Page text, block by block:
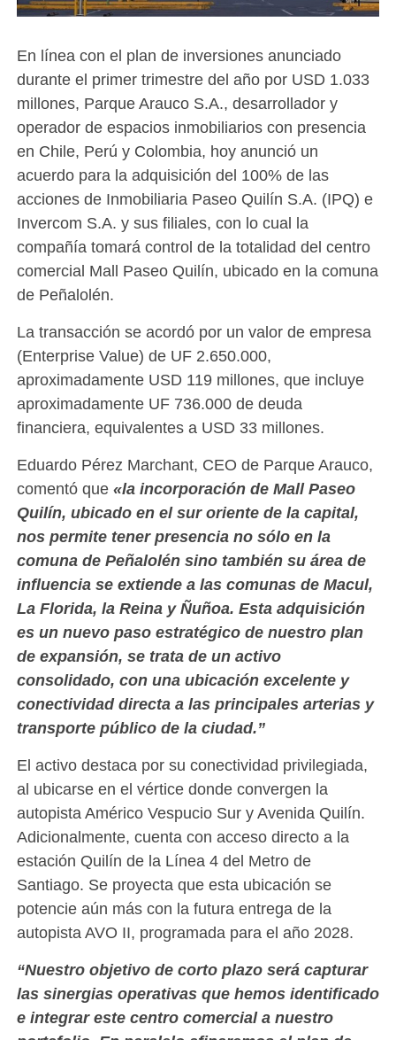
En línea con el plan de inversiones anunciado
durante el primer trimestre del año por USD 1.033
millones, Parque Arauco S.A., desarrollador y
operador de espacios inmobiliarios con presencia
en Chile, Perú y Colombia, hoy anunció un
acuerdo para la adquisición del 100% de las
acciones de Inmobiliaria Paseo Quilín S.A. (IPQ) e
Invercom S.A. y sus filiales, con lo cual la
compañía tomará control de la totalidad del centro
comercial Mall Paseo Quilín, ubicado en la comuna
de Peñalolén.
La transacción se acordó por un valor de empresa
(Enterprise Value) de UF 2.650.000,
aproximadamente USD 119 millones, que incluye
aproximadamente UF 736.000 de deuda
financiera, equivalentes a USD 33 millones.
Eduardo Pérez Marchant, CEO de Parque Arauco,
comentó que «la incorporación de Mall Paseo
Quilín, ubicado en el sur oriente de la capital,
nos permite tener presencia no sólo en la
comuna de Peñalolén sino también su área de
influencia se extiende a las comunas de Macul,
La Florida, la Reina y Ñuñoa. Esta adquisición
es un nuevo paso estratégico de nuestro plan
de expansión, se trata de un activo
consolidado, con una ubicación excelente y
conectividad directa a las principales arterias y
transporte público de la ciudad.”
El activo destaca por su conectividad privilegiada,
al ubicarse en el vértice donde convergen la
autopista Américo Vespucio Sur y Avenida Quilín.
Adicionalmente, cuenta con acceso directo a la
estación Quilín de la Línea 4 del Metro de
Santiago. Se proyecta que esta ubicación se
potencie aún más con la futura entrega de la
autopista AVO II, programada para el año 2028.
“Nuestro objetivo de corto plazo será capturar
las sinergias operativas que hemos identificado
e integrar este centro comercial a nuestro